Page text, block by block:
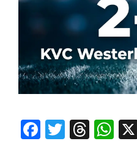
Facebook
Twitter